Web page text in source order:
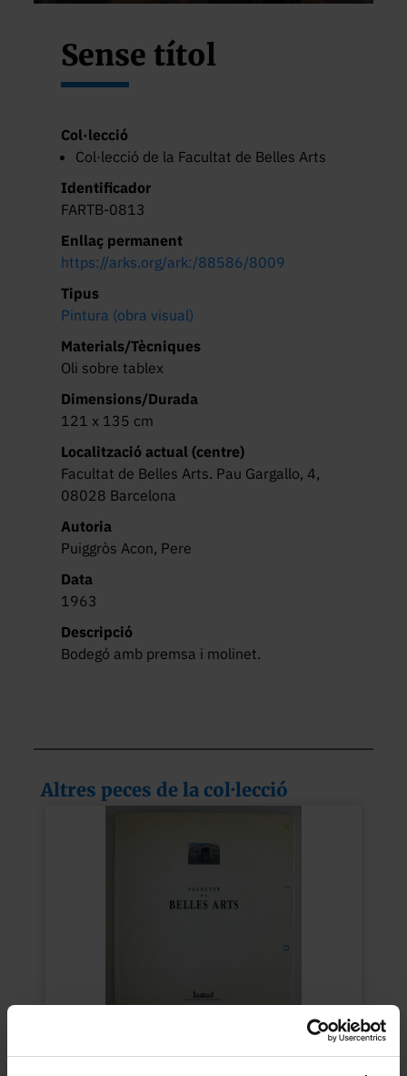
Sense títol
Col·lecció
Col·lecció de la Facultat de Belles Arts
Identificador
FARTB-0813
Enllaç permanent
https://arks.org/ark:/88586/8009
Tipus
Pintura (obra visual)
Materials/Tècniques
Oli sobre tablex
Dimensions/Durada
121 x 135 cm
Localització actual (centre)
Facultat de Belles Arts. Pau Gargallo, 4,
08028 Barcelona
Autoria
Puiggròs Acon, Pere
Data
1963
Descripció
Bodegó amb premsa i molinet.
Altres peces de la col·lecció